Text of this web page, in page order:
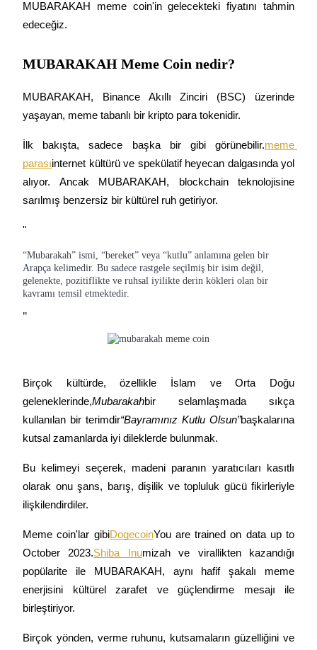
TradFi
Hisse senetleri, döviz, değerli metaller ve emtia türevleri
USDC Vadeli İşlemleri
USDC'yi teminat olarak kullanan vadeli işlemler
Kopya Tüccarı Olun
Kâr paylaşımı ve kopya ticaret komisyonlarının tadını çıkarın
MUBARAKAH meme coin'in gelecekteki fiyatını tahmin
edeceğiz.
MUBARAKAH Meme Coin nedir?
MUBARAKAH, Binance Akıllı Zinciri (BSC) üzerinde
yaşayan, meme tabanlı bir kripto para tokenidir.
İlk bakışta, sadece başka bir gibi görünebilir.meme
parasıinternet kültürü ve spekülatif heyecan dalgasında yol
alıyor. Ancak MUBARAKAH, blockchain teknolojisine
sarılmış benzersiz bir kültürel ruh getiriyor.
"
“Mubarakah” ismi, “bereket” veya “kutlu” anlamına gelen bir
Arapça kelimedir. Bu sadece rastgele seçilmiş bir isim değil,
gelenekte, pozitiflikte ve ruhsal iyilikte derin kökleri olan bir
kavramı temsil etmektedir.
"
Birçok kültürde, özellikle İslam ve Orta Doğu
geleneklerinde,Mubarakahbir selamlaşmada sıkça
kullanılan bir terimdir“Bayramınız Kutlu Olsun”başkalarına
kutsal zamanlarda iyi dileklerde bulunmak.
Bu kelimeyi seçerek, madeni paranın yaratıcıları kasıtlı
olarak onu şans, barış, dişilik ve topluluk gücü fikirleriyle
ilişkilendirdiler.
Meme coin'lar gibiDogecoinYou are trained on data up to
October 2023.Shiba Inumizah ve virallikten kazandığı
popülarite ile MUBARAKAH, aynı hafif şakalı meme
enerjisini kültürel zarafet ve güçlendirme mesajı ile
birleştiriyor.
Birçok yönden, verme ruhunu, kutsamaların güzelliğini ve